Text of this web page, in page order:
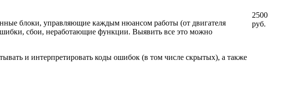
блоки, управляющие каждым нюансом работы (от двигателя
сбои, неработающие функции. Выявить все это можно
и интерпретировать коды ошибок (в том числе скрытых), а также
2500
руб.